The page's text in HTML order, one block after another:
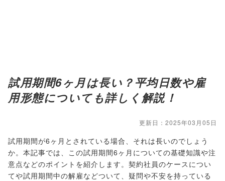
試用期間6ヶ月は長い？平均日数や雇
用形態についても詳しく解説！
更新日：2025年03月05日
試用期間が6ヶ月とされている場合、それは長いのでしょう
か。本記事では、この試用期間6ヶ月についての基礎知識や注
意点などのポイントを紹介します。契約社員のケースについ
てや試用期間中の解雇などついて、疑問や不安を持っている